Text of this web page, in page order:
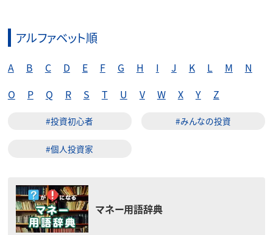
アルファベット順
A B C D E F G H I J K L M
N
O
P Q R S T U V W X Y Z
#投資初心者 #みんなの投資
#個人投資家
マネー用語辞典